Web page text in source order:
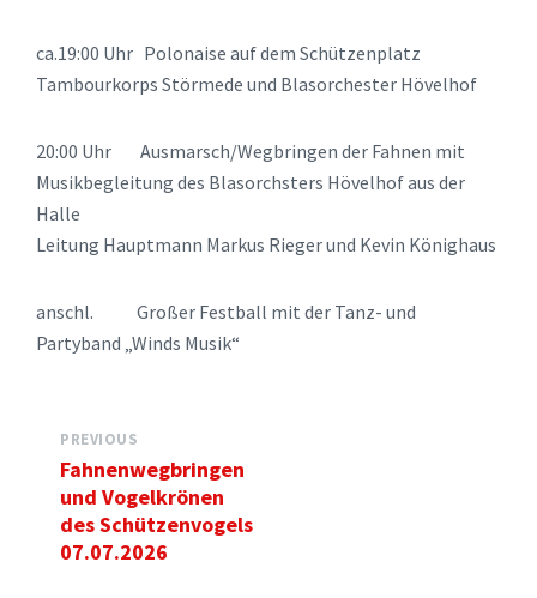
ca.19:00 Uhr Polonaise auf dem Schützenplatz
Tambourkorps Störmede und Blasorchester Hövelhof
20:00 Uhr Ausmarsch/Wegbringen der Fahnen mit
Musikbegleitung des Blasorchsters Hövelhof aus der
Halle
Leitung Hauptmann Markus Rieger und Kevin Könighaus
anschl. Großer Festball mit der Tanz- und
Partyband „Winds Musik“
PREVIOUS
Fahnenwegbringen
und Vogelkrönen
des Schützenvogels
07.07.2026